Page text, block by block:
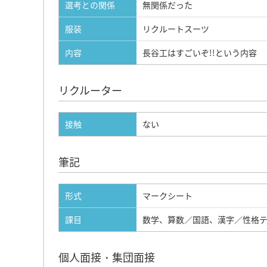
選考との関係
無関係だった
服装
リクルートスーツ
内容
長谷工はすごいぞ!!という内容
リクルーター
接触 ない
筆記
形式
マークシート
課目
数学、算数／国語、漢字／性格
個人面接・集団面接